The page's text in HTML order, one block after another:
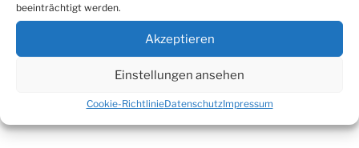
beeinträchtigt werden.
Akzeptieren
Einstellungen ansehen
Cookie-RichtlinieDatenschutzImpressum